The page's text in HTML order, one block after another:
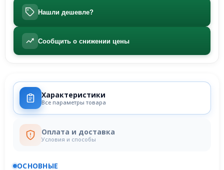
Нашли дешевле?
Сообщить о снижении цены
Характеристики
Все параметры товара
Оплата и доставка
Условия и способы
ОСНОВНЫЕ